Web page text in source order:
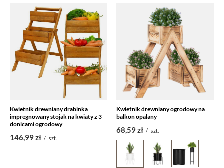
Kwietnik drewniany drabinka
impregnowany stojak na kwiaty z 3
donicami ogrodowy
146,99 zł / szt.
Kwietnik drewniany ogrodowy na
balkon opalany
68,59 zł / szt.